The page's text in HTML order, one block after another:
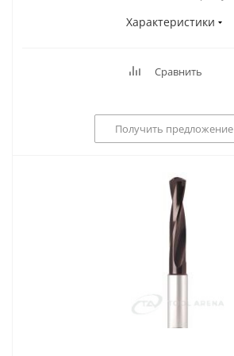
Характеристики
Сравнить
Получить предложение